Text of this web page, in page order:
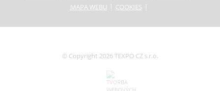
MAPA WEBU
COOKIES
© Copyright 2026 TEXPO CZ s.r.o.